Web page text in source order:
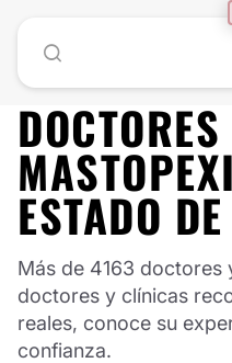
ESTADO
Más de 4163 doctores
doctores y clínicas
reales, conoce su
confianza.